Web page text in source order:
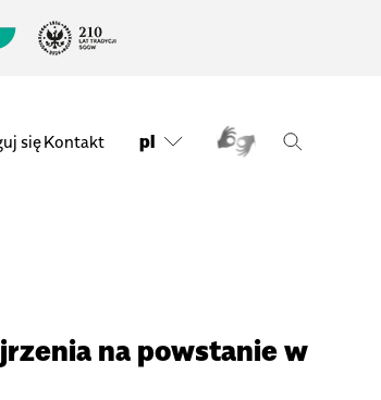
sięKontakt pl
na powstanie w